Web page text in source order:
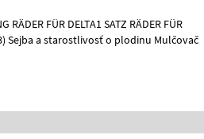
RÄDER FÜR DELTA1 SATZ RÄDER FÜR
GEMELLA1 WALTERSCHEID-GELENKWELLE (1 3/8) Sejba a starostlivosť o plodinu Mulčovač